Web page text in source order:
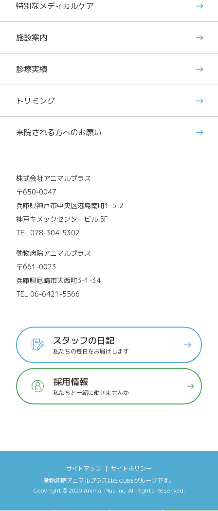
特別なメディカルケア
施設案内
診療実績
トリミング
来院される方へのお願い
株式会社アニマルプラス
〒650-0047
兵庫県神戸市中央区港島南町1-5-2
神戸キメックセンタービル 5F
TEL 078-304-5302
動物病院アニマルプラス
〒661-0023
兵庫県尼崎市大西町3-1-34
TEL 06-6421-5566
スタッフの日記
私たちの毎日をお届けします
採用情報
私たちと一緒に働きませんか
サイトマップ
サイトポリシー
動物病院アニマルプラスはG CUBEグループです。
Copyright © 2020 Animal Plus Inc. All Rights Reserved.